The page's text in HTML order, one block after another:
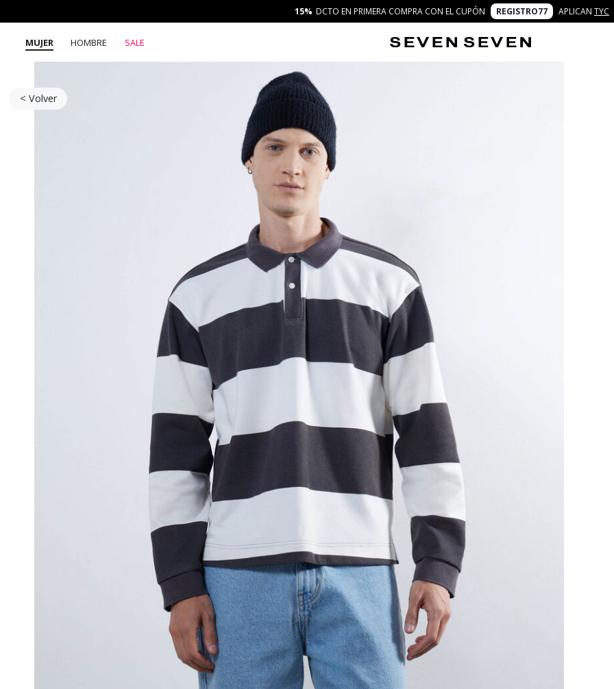
15% DCTO EN PRIMERA COMPRA CON EL CUPÓN REGISTRO77 APLICAN TYC
MUJER HOMBRE SALE
< Volver